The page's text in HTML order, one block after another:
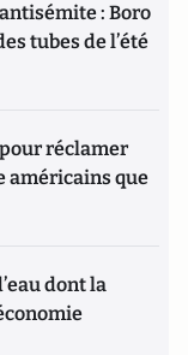
: Boro
tubes de l’été
réclamer
américains que
dont la